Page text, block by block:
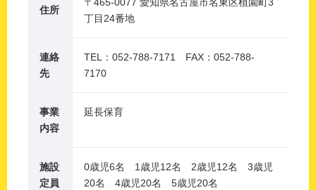
住所
〒465-0077 愛知県名古屋市名東区植園町3
丁目24番地
連絡
先
TEL：052-788-7171 FAX：052-788-
7170
事業
内容
延長保育
施設
定員
0歳児6名 1歳児12名 2歳児12名 3歳児
20名 4歳児20名 5歳児20名